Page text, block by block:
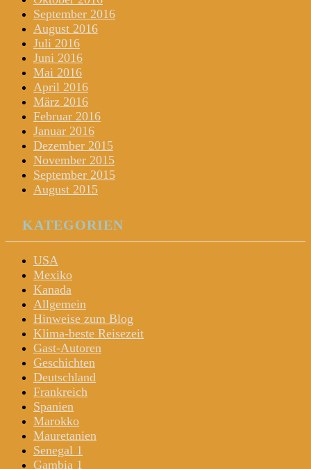
September 2016
August 2016
Juli 2016
Juni 2016
Mai 2016
April 2016
März 2016
Februar 2016
Januar 2016
Dezember 2015
November 2015
September 2015
August 2015
KATEGORIEN
USA
Mexiko
Kanada
Allgemein
Hinweise zum Blog
Klima-beste Reisezeit
Gast-Autoren
Geschichten
Deutschland
Frankreich
Spanien
Marokko
Mauretanien
Senegal 1
Gambia 1